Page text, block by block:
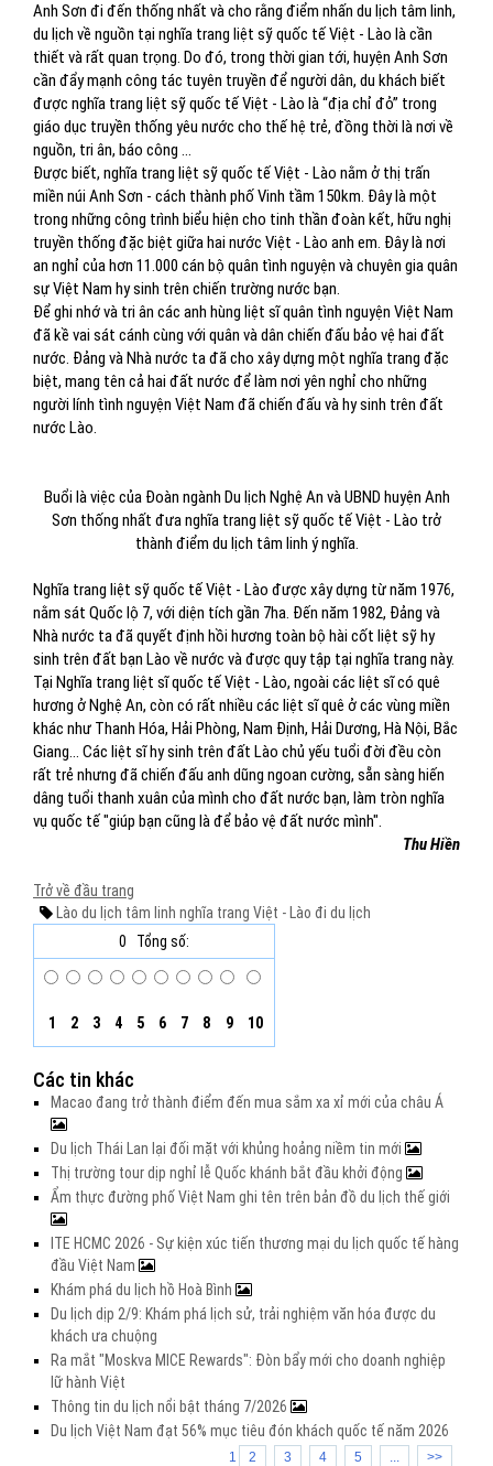
Anh Sơn đi đến thống nhất và cho rằng điểm nhấn du lịch tâm linh,
du lịch về nguồn tại nghĩa trang liệt sỹ quốc tế Việt - Lào là cần
thiết và rất quan trọng. Do đó, trong thời gian tới, huyện Anh Sơn
cần đẩy mạnh công tác tuyên truyền để người dân, du khách biết
được nghĩa trang liệt sỹ quốc tế Việt - Lào là “địa chỉ đỏ” trong
giáo dục truyền thống yêu nước cho thế hệ trẻ, đồng thời là nơi về
nguồn, tri ân, báo công ...
Được biết, nghĩa trang liệt sỹ quốc tế Việt - Lào nằm ở thị trấn
miền núi Anh Sơn - cách thành phố Vinh tầm 150km. Đây là một
trong những công trình biểu hiện cho tinh thần đoàn kết, hữu nghị
truyền thống đặc biệt giữa hai nước Việt - Lào anh em. Đây là nơi
an nghỉ của hơn 11.000 cán bộ quân tình nguyện và chuyên gia quân
sự Việt Nam hy sinh trên chiến trường nước bạn.
Để ghi nhớ và tri ân các anh hùng liệt sĩ quân tình nguyện Việt Nam
đã kề vai sát cánh cùng với quân và dân chiến đấu bảo vệ hai đất
nước. Đảng và Nhà nước ta đã cho xây dựng một nghĩa trang đặc
biệt, mang tên cả hai đất nước để làm nơi yên nghỉ cho những
người lính tình nguyện Việt Nam đã chiến đấu và hy sinh trên đất
nước Lào.
Buổi là việc của Đoàn ngành Du lịch Nghệ An và UBND huyện Anh
Sơn thống nhất đưa nghĩa trang liệt sỹ quốc tế Việt - Lào trở
thành điểm du lịch tâm linh ý nghĩa.
Nghĩa trang liệt sỹ quốc tế Việt - Lào được xây dựng từ năm 1976,
nằm sát Quốc lộ 7, với diện tích gần 7ha. Đến năm 1982, Đảng và
Nhà nước ta đã quyết định hồi hương toàn bộ hài cốt liệt sỹ hy
sinh trên đất bạn Lào về nước và được quy tập tại nghĩa trang này.
Tại Nghĩa trang liệt sĩ quốc tế Việt - Lào, ngoài các liệt sĩ có quê
hương ở Nghệ An, còn có rất nhiều các liệt sĩ quê ở các vùng miền
khác như Thanh Hóa, Hải Phòng, Nam Định, Hải Dương, Hà Nội, Bắc
Giang... Các liệt sĩ hy sinh trên đất Lào chủ yếu tuổi đời đều còn
rất trẻ nhưng đã chiến đấu anh dũng ngoan cường, sẵn sàng hiến
dâng tuổi thanh xuân của mình cho đất nước bạn, làm tròn nghĩa
vụ quốc tế "giúp bạn cũng là để bảo vệ đất nước mình".
Thu Hiền
Trở về đầu trang
Lào du lịch tâm linh nghĩa trang Việt - Lào đi du lịch
0
Tổng số:
1 2 3 4 5 6 7 8 9 10
Các tin khác
Macao đang trở thành điểm đến mua sắm xa xỉ mới của châu Á
Du lịch Thái Lan lại đối mặt với khủng hoảng niềm tin mới
Thị trường tour dịp nghỉ lễ Quốc khánh bắt đầu khởi động
Ẩm thực đường phố Việt Nam ghi tên trên bản đồ du lịch thế giới
ITE HCMC 2026 - Sự kiện xúc tiến thương mại du lịch quốc tế hàng
đầu Việt Nam
Khám phá du lịch hồ Hoà Bình
Du lịch dịp 2/9: Khám phá lịch sử, trải nghiệm văn hóa được du
khách ưa chuộng
Ra mắt "Moskva MICE Rewards": Đòn bẩy mới cho doanh nghiệp
lữ hành Việt
Thông tin du lịch nổi bật tháng 7/2026
Du lịch Việt Nam đạt 56% mục tiêu đón khách quốc tế năm 2026
1 2 3 4 5 ... >>